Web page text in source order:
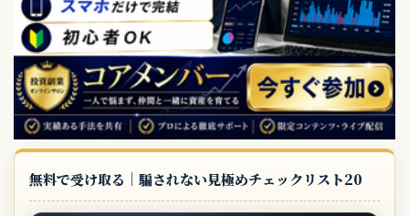
無料で受け取る｜騙されない見極めチェックリスト20